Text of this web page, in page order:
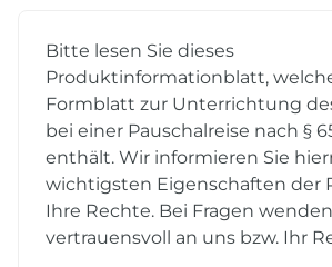
Bitte lesen Sie dieses
Produktinformationblatt,
Formblatt zur Unterrichtung
bei einer Pauschalreise nach §
enthält. Wir informieren Sie
wichtigsten Eigenschaften der
Ihre Rechte. Bei Fragen
vertrauensvoll an uns bzw. Ihr